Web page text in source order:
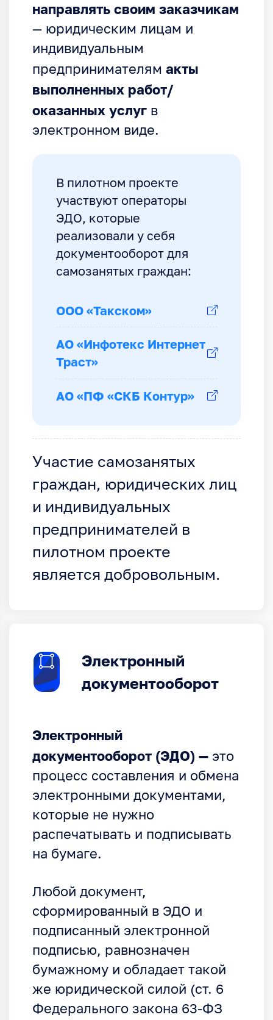
направлять своим заказчикам
— юридическим лицам и
индивидуальным
предпринимателямакты
выполненных работ/
оказанных услуг в
электронном виде.
В пилотном проекте
участвуют операторы
ЭДО, которые
реализовали у себя
документооборот для
самозанятых граждан:
ООО «Такском»
АО «Инфотекс Интернет
Траст»
АО «ПФ «СКБ Контур»
Участие самозанятых
граждан, юридических лиц
и индивидуальных
предпринимателей в
пилотном проекте
является добровольным.
Электронный
документооборот
Электронный
документооборот (ЭДО) — это
процесс составления и обмена
электронными документами,
которые не нужно
распечатывать и подписывать
на бумаге.
Любой документ,
сформированный в ЭДО и
подписанный электронной
подписью, равнозначен
бумажному и обладает такой
же юридической силой (ст. 6
Федерального закона 63-ФЗ